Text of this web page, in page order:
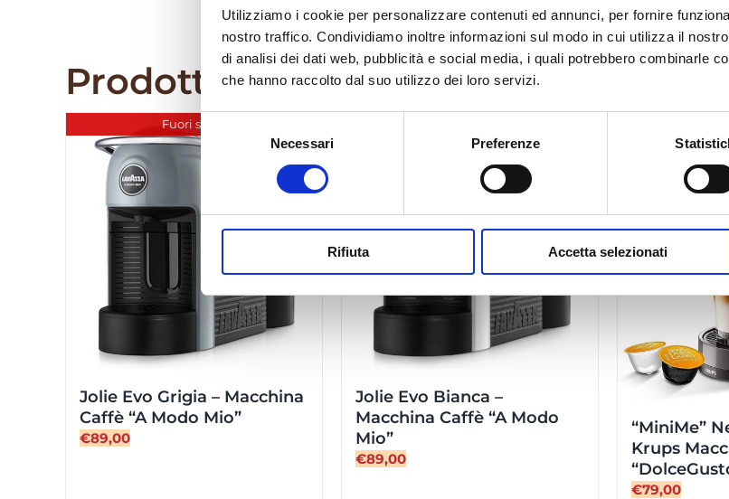
Utilizziamo i cookie per personalizzare contenuti ed annunci, per fornire
nostro traffico. Condividiamo inoltre informazioni sul modo in cui utilizza il
di analisi dei dati web, pubblicità e social media, i quali potrebbero combinarle
che hanno raccolto dal suo utilizzo dei loro servizi.
Selezione
del
Necessari Preferenze
Rifiuta Accetta selezionati
“Cialde
CF44mm”
quantità
Prodotti correlati
Fuori stock
Jolie Evo Grigia – Macchina
Caffè “A Modo Mio”
€89,00
Jolie Evo Bianca –
Macchina Caffè “A Modo
Mio”
€89,00
“MiniMe”
Krups
€79,00